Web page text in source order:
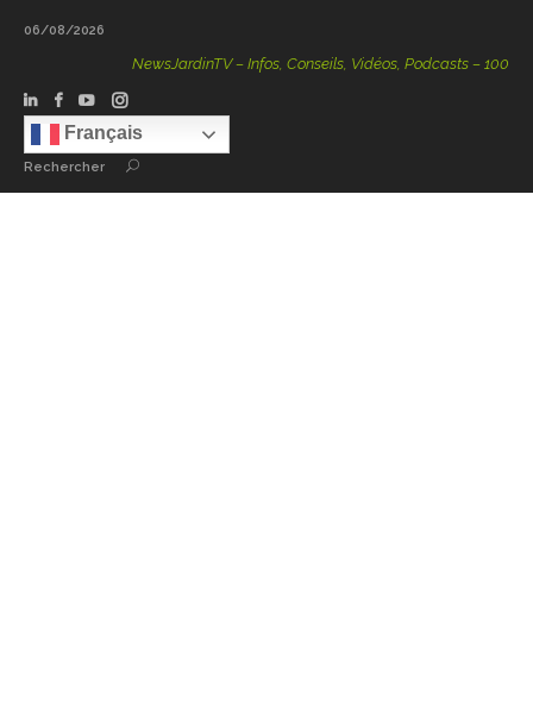
06/08/2026
NewsJardinTV – Infos, Conseils, Vidéos, Podcasts – 100 %
Français
Rechercher